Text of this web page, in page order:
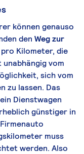
können genauso
den Weg zur
Kilometer, die
vom
sich vom
zu lassen. Das
Dienstwagen
günstiger in
muss
werden. Also